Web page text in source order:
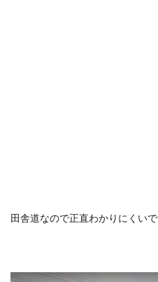
田舎道なので正直わかりにくい